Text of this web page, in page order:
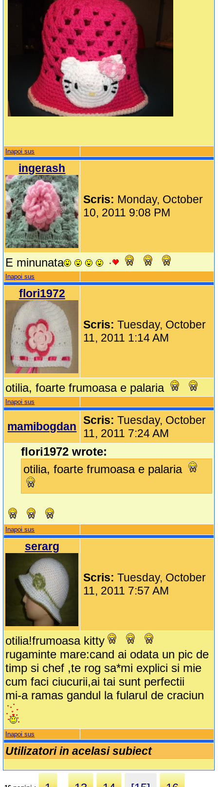
Inapoi sus
ingerash
Scris: Monday, October
10, 2011 9:08 PM
E minunata
Inapoi sus
flori1972
Scris:Tuesday, October
11, 2011 1:14 AM
otilia, foarte frumoasa e palaria
Inapoi sus
mamibogdan Scris:Tuesday, October
11, 2011 7:24 AM
flori1972 wrote:
otilia, foarte frumoasa e palaria
Inapoi sus
serarg
Scris:Tuesday, October
11, 2011 7:57 AM
otilia!frumoasa kitty
rugaminte mare:cand ai odata un pic de
timp si chef ,te rog sa*mi explici si mie
cum faci ciucurii,ai tai sunt perfectii
mi-a ramas gandul la fularul de craciun
Inapoi sus
Utilizatori in acelasi subiect